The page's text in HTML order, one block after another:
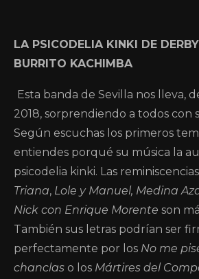
LA PSICODELIA KINKI DE
BURRITO KACHIMBA
Esta banda de Sevilla nos lleva,
2018, sorprendiendo a todos con
Según escuchas los primeros
entiendes porqué su música la
psicodelia kinki. Las
Triana, Lole y Manuel, Medina
Nick con Enrique Morente son
También sus letras podrían ser
perfectamente por los No me
chanclas o los Mártires del